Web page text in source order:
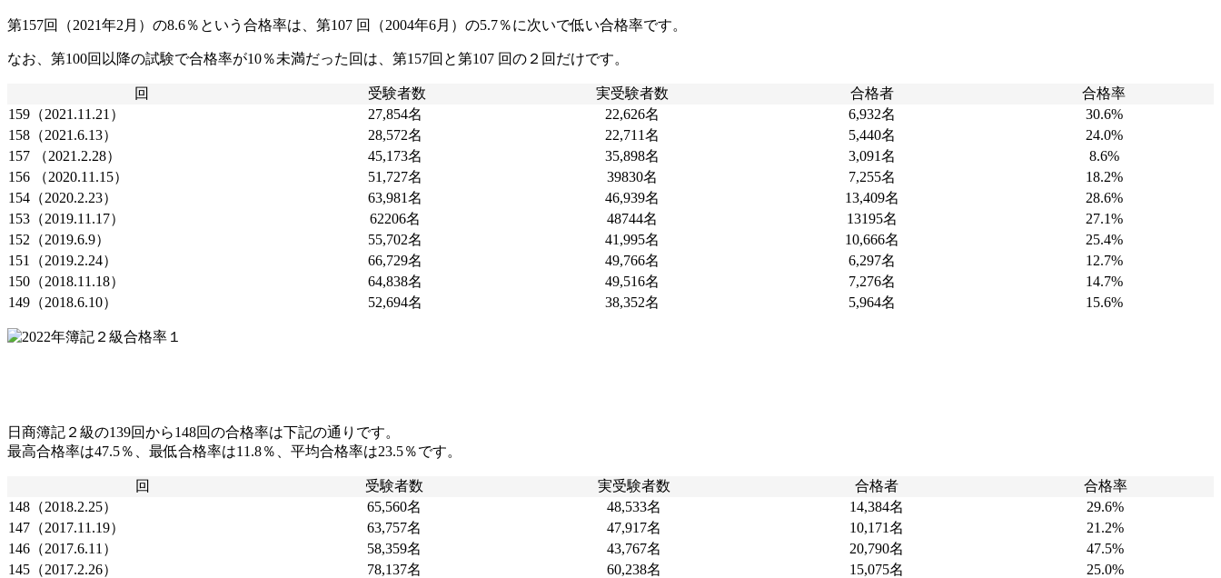
第157回（2021年2月）の8.6％という合格率は、第107 回（2004年6月）の5.7％に次いで低い合格率です。
なお、第100回以降の試験で合格率が10％未満だった回は、第157回と第107 回の２回だけです。
回 受験者数 実受験者数 合格者
合格率
159（2021.11.21）
27,854名 22,626名 6,932名
30.6%
158（2021.6.13）
28,572名 22,711名 5,440名
24.0%
157 （2021.2.28）
45,173名 35,898名 3,091名
8.6%
156 （2020.11.15）
51,727名 39830名 7,255名
18.2%
154（2020.2.23）
63,981名 46,939名 13,409名
28.6%
153（2019.11.17）
62206名 48744名 13195名
27.1%
152（2019.6.9）
55,702名 41,995名 10,666名
25.4%
151（2019.2.24）
66,729名 49,766名 6,297名
12.7%
150（2018.11.18）
64,838名 49,516名 7,276名
14.7%
149（2018.6.10）
52,694名 38,352名 5,964名 15.6%
日商簿記２級の139回から148回の合格率は下記の通りです。
最高合格率は47.5％、最低合格率は11.8％、平均合格率は23.5％です。
回 受験者数 実受験者数 合格者
合格率
148（2018.2.25）
65,560名 48,533名 14,384名
29.6%
147（2017.11.19）
63,757名 47,917名 10,171名
21.2%
146（2017.6.11）
58,359名 43,767名 20,790名
47.5%
145（2017.2.26）
78,137名 60,238名 15,075名
25.0%